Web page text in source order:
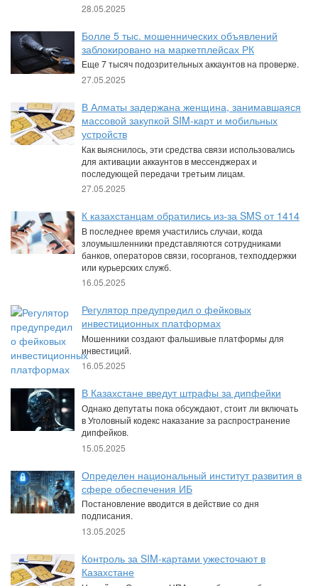
28.05.2025
Болле 5 тыс. мошеннических объявлений
заблокировано на маркетплейсах РК
Еще 7 тысяч подозрительных аккаунтов на проверке.
27.05.2025
В Алматы задержана женщина, занимавшаяся
массовой закупкой SIM-карт и мобильных
устройств
Как выяснилось, эти средства связи использовались
для активации аккаунтов в мессенджерах и
последующей передачи третьим лицам.
27.05.2025
К казахстанцам обратились из-за SMS от 1414
В последнее время участились случаи, когда
злоумышленники представляются сотрудниками
банков, операторов связи, госорганов, техподдержки
или курьерских служб.
16.05.2025
Регулятор предупредил о фейковых
инвестиционных платформах
Мошенники создают фальшивые платформы для
инвестиций.
16.05.2025
В Казахстане введут штрафы за дипфейки
Однако депутаты пока обсуждают, стоит ли включать
в Уголовный кодекс наказание за распространение
дипфейков.
15.05.2025
Определен национальный институт развития в
сфере обеспечения ИБ
Постановление вводится в действие со дня
подписания.
13.05.2025
Контроль за SIM-картами ужесточают в
Казахстане